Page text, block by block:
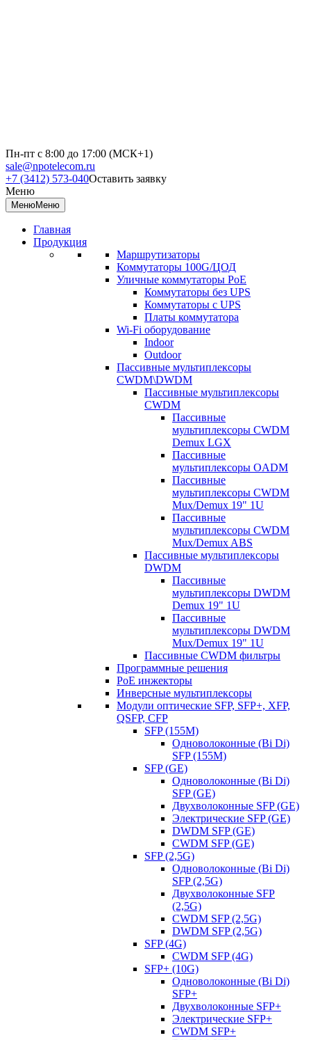
Пн-пт с 8:00 до 17:00 (МСК+1)
sale@npotelecom.ru
+7 (3412) 573-040Оставить заявку
Меню
МенюМеню
Главная
Продукция
Маршрутизаторы
Коммутаторы 100G/ЦОД
Уличные коммутаторы PoE
Коммутаторы без UPS
Коммутаторы с UPS
Платы коммутатора
Wi-Fi оборудование
Indoor
Outdoor
Пассивные мультиплексоры
CWDM\DWDM
Пассивные мультиплексоры
CWDM
Пассивные
мультиплексоры CWDM
Demux LGX
Пассивные
мультиплексоры OADM
Пассивные
мультиплексоры CWDM
Mux/Demux 19" 1U
Пассивные
мультиплексоры CWDM
Mux/Demux ABS
Пассивные мультиплексоры
DWDM
Пассивные
мультиплексоры DWDM
Demux 19" 1U
Пассивные
мультиплексоры DWDM
Mux/Demux 19" 1U
Пассивные CWDM фильтры
Программные решения
PoE инжекторы
Инверсные мультиплексоры
Модули оптические SFP, SFP+, XFP,
QSFP, CFP
SFP (155M)
Одноволоконные (Bi Di)
SFP (155M)
SFP (GE)
Одноволоконные (Bi Di)
SFP (GE)
Двухволоконные SFP (GE)
Электрические SFP (GE)
DWDM SFP (GE)
CWDM SFP (GE)
SFP (2,5G)
Одноволоконные (Bi Di)
SFP (2,5G)
Двухволоконные SFP
(2,5G)
CWDM SFP (2,5G)
DWDM SFP (2,5G)
SFP (4G)
CWDM SFP (4G)
SFP+ (10G)
Одноволоконные (Bi Di)
SFP+
Двухволоконные SFP+
Электрические SFP+
CWDM SFP+